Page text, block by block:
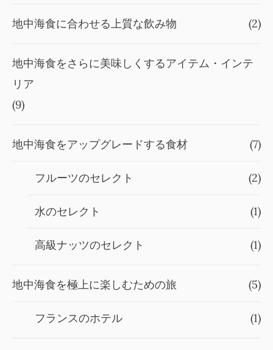
地中海食に合わせる上質な飲み物 (2)
地中海食をさらに美味しくするアイテム・インテ
リア
(9)
地中海食をアップグレードする食材 (7)
フルーツのセレクト (2)
水のセレクト (1)
高級ナッツのセレクト (1)
地中海食を極上に楽しむための旅 (5)
フランスのホテル (1)